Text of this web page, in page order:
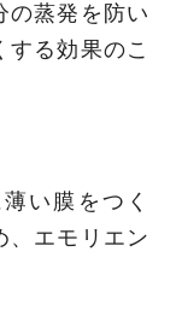
の蒸発を防い
する効果のこ
い膜をつく
、エモリエン